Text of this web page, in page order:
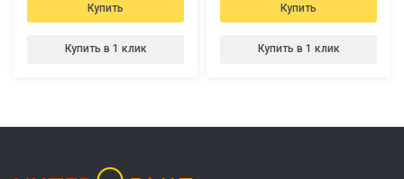
Купить
Купить в 1 клик
Купить
Купить в 1 клик